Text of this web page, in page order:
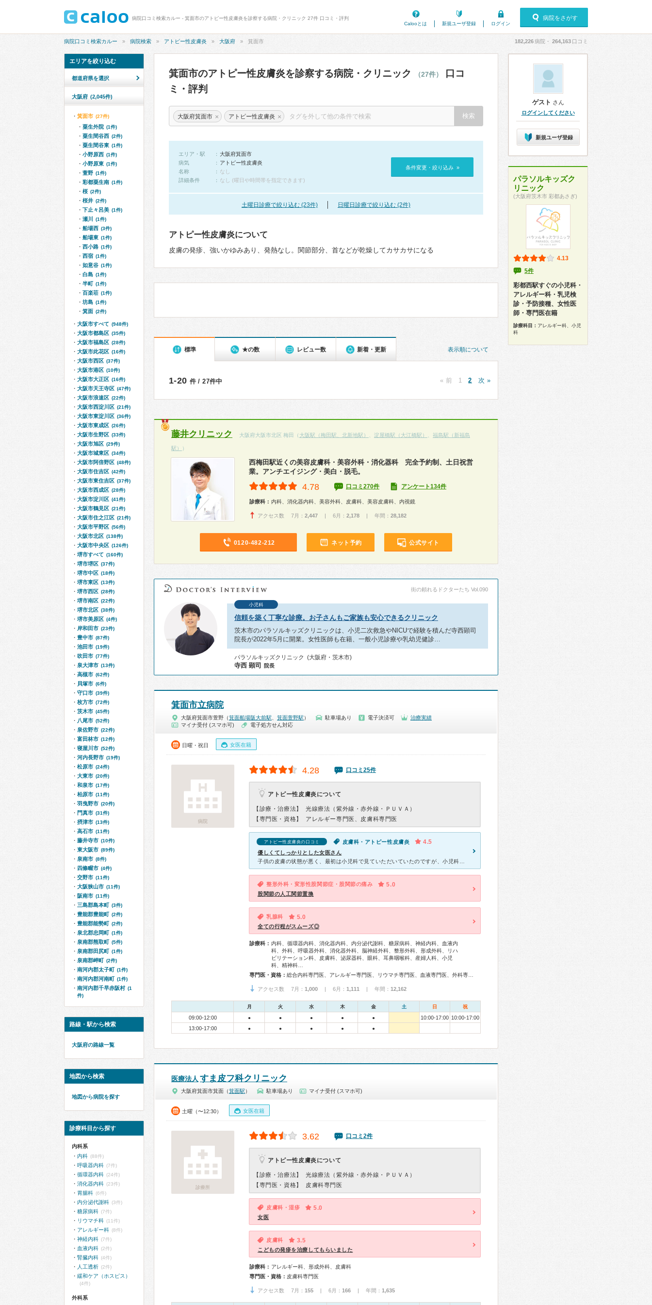
病院口コミ検索カルー - 箕面市のアトピー性皮膚炎を診察する病院・クリニック 27件 口コミ・評判
Calooとは
新規ユーザ登録 ログイン
病院をさがす
病院口コミ検索カルー 病院検索 アトピー性皮膚炎 大阪府 箕面市 182,226病院・ 264,163 口コミ
箕面市のアトピー性皮膚炎を診察する病院・クリニック （27件）
口コ
ミ・評判
大阪府箕面市 × アトピー性皮膚炎 ×
エリア・駅
大阪府箕面市
病気
アトピー性皮膚炎
名称
なし
詳細条件
なし (曜日や時間帯を指定できます)
条件変更・絞り込み »
土曜日診療で絞り込む (23件) 日曜日診療で絞り込む (2件)
アトピー性皮膚炎について
皮膚の発疹、強いかゆみあり、発熱なし。関節部分、首などが乾燥してカサカサになる
表示順について
標準 ★の数 レビュー数 新着・更新
1-20 件 / 27件中 « 前 1 2 次 »
藤井クリニック 大阪府大阪市北区 梅田（ 大阪駅（梅田駅、北新地駅） 淀屋橋駅（大江橋駅） 福島駅（新福島
駅） ）
西梅田駅近くの美容皮膚科・美容外科・消化器科 完全予約制、土日祝営
業。アンチエイジング・美白・脱毛。
4.78 口コミ270件 アンケート134件
診療科： 内科、消化器内科、美容外科、皮膚科、美容皮膚科、内視鏡
アクセス数 7月： 2,447 | 6月： 2,178 | 年間： 28,182
0120-482-212 ネット予約 公式サイト
街の頼れるドクターたち Vol.090
小児科
信頼を築く丁寧な診療。お子さんもご家族も安心できるクリニック
茨木市のパラソルキッズクリニックは、小児二次救急やNICUで経験を積んだ寺西顕司
院長が2022年5月に開業。女性医師も在籍、一般小児診療や乳幼児健診…
パラソルキッズクリニック (大阪府・茨木市)
寺西 顕司 院長
箕面市立病院
大阪府箕面市萱野（箕面船場阪大前駅 箕面萱野駅 ） 駐車場あり 電子決済可
治療実績
マイナ受付 (スマホ可)
電子処方せん対応
日曜・祝日 女医在籍
病院
4.28 口コミ25件
アトピー性皮膚炎について
【診療・治療法】
光線療法（紫外線・赤外線・ＰＵＶＡ）
【専門医・資格】
アレルギー専門医、皮膚科専門医
アトピー性皮膚炎の口コミ 皮膚科・アトピー性皮膚炎 4.5
優しくてしっかりとした女医さん
整形外科・変形性股関節症・股関節の痛み 5.0
股関節の人工関節置換
乳腺科 5.0
全ての行程がスムーズ◎
診療科： 内科、循環器内科、消化器内科、内分泌代謝科、糖尿病科、神経内科、血液内
科、外科、呼吸器外科、消化器外科、脳神経外科、整形外科、形成外科、リハ
ビリテーション科、皮膚科、泌尿器科、眼科、耳鼻咽喉科、産婦人科、小児
科、精神科…
専門医・資格：
アクセス数 7月： 1,000 | 6月： 1,111 | 年間： 12,162
月 火 水 木 金 土 日 祝
09:00-12:00 ● ● ● ● ● 10:00-17:00 10:00-17:00
13:00-17:00
● ● ● ● ●
医療法人 すま皮フ科クリニック
大阪府箕面市箕面（箕面駅 ） 駐車場あり マイナ受付 (スマホ可)
土曜（〜12:30） 女医在籍
診療所
3.62 口コミ2件
アトピー性皮膚炎について
【診療・治療法】
光線療法（紫外線・赤外線・ＰＵＶＡ）
【専門医・資格】
皮膚科専門医
皮膚科・湿疹 5.0
女医
皮膚科 3.5
こどもの発疹を治療してもらいました
診療科： アレルギー科、形成外科、皮膚科
専門医・資格： 皮膚科専門医
アクセス数 7月： 155 | 6月： 166 | 年間： 1,635
エリアを絞り込む
都道府県を選択
大阪府 (2,045件)
箕面市 (27件)
粟生外院 (1件)
粟生間谷西 (2件)
粟生間谷東 (1件)
小野原西 (1件)
小野原東 (1件)
萱野 (1件)
彩都粟生南 (1件)
桜 (2件)
桜井 (2件)
下止々呂美 (1件)
瀬川 (1件)
船場西 (3件)
船場東 (1件)
西小路 (1件)
西宿 (1件)
如意谷 (1件)
白島 (1件)
半町 (1件)
百楽荘 (1件)
坊島 (1件)
箕面 (2件)
大阪市すべて (948件)
大阪市都島区 (35件)
大阪市福島区 (28件)
大阪市此花区 (16件)
大阪市西区 (37件)
大阪市港区 (10件)
大阪市大正区 (16件)
大阪市天王寺区 (47件)
大阪市浪速区 (22件)
大阪市西淀川区 (21件)
大阪市東淀川区 (36件)
大阪市東成区 (26件)
大阪市生野区 (33件)
大阪市旭区 (29件)
大阪市城東区 (34件)
大阪市阿倍野区 (48件)
大阪市住吉区 (42件)
大阪市東住吉区 (37件)
大阪市西成区 (28件)
大阪市淀川区 (41件)
大阪市鶴見区 (21件)
大阪市住之江区 (21件)
大阪市平野区 (56件)
大阪市北区 (138件)
大阪市中央区 (126件)
堺市すべて (160件)
堺市堺区 (37件)
堺市中区 (18件)
堺市東区 (13件)
堺市西区 (28件)
堺市南区 (22件)
堺市北区 (38件)
堺市美原区 (4件)
岸和田市 (23件)
豊中市 (87件)
池田市 (19件)
吹田市 (77件)
泉大津市 (13件)
高槻市 (62件)
貝塚市 (6件)
守口市 (39件)
枚方市 (72件)
茨木市 (45件)
八尾市 (52件)
泉佐野市 (22件)
富田林市 (12件)
寝屋川市 (52件)
河内長野市 (19件)
松原市 (24件)
大東市 (20件)
和泉市 (17件)
柏原市 (11件)
羽曳野市 (20件)
門真市 (31件)
摂津市 (13件)
高石市 (11件)
藤井寺市 (10件)
東大阪市 (89件)
泉南市 (8件)
四條畷市 (4件)
交野市 (11件)
大阪狭山市 (11件)
阪南市 (11件)
三島郡島本町 (3件)
豊能郡豊能町 (2件)
豊能郡能勢町 (2件)
泉北郡忠岡町 (1件)
泉南郡熊取町 (5件)
泉南郡田尻町 (1件)
泉南郡岬町 (2件)
南河内郡太子町 (1件)
南河内郡河南町 (1件)
南河内郡千早赤阪村 (1
件)
路線・駅から検索
大阪府の路線一覧
地図から検索
地図から病院を探す
診療科目から探す
内科系
内科 (88件)
呼吸器内科 (7件)
循環器内科 (24件)
消化器内科 (23件)
胃腸科 (6件)
内分泌代謝科 (3件)
糖尿病科 (7件)
リウマチ科 (11件)
アレルギー科 (8件)
神経内科 (7件)
血液内科 (2件)
腎臓内科 (4件)
人工透析 (2件)
緩和ケア（ホスピス）
(4件)
外科系
ゲスト さん
ログインしてください
新規ユーザ登録
パラソルキッズク
リニック
(大阪府茨木市 彩都あさぎ)
4.13
5件
彩都西駅すぐの小児科・
アレルギー科・乳児検
診・予防接種、女性医
師・専門医在籍
診療科目： アレルギー科、小児
科